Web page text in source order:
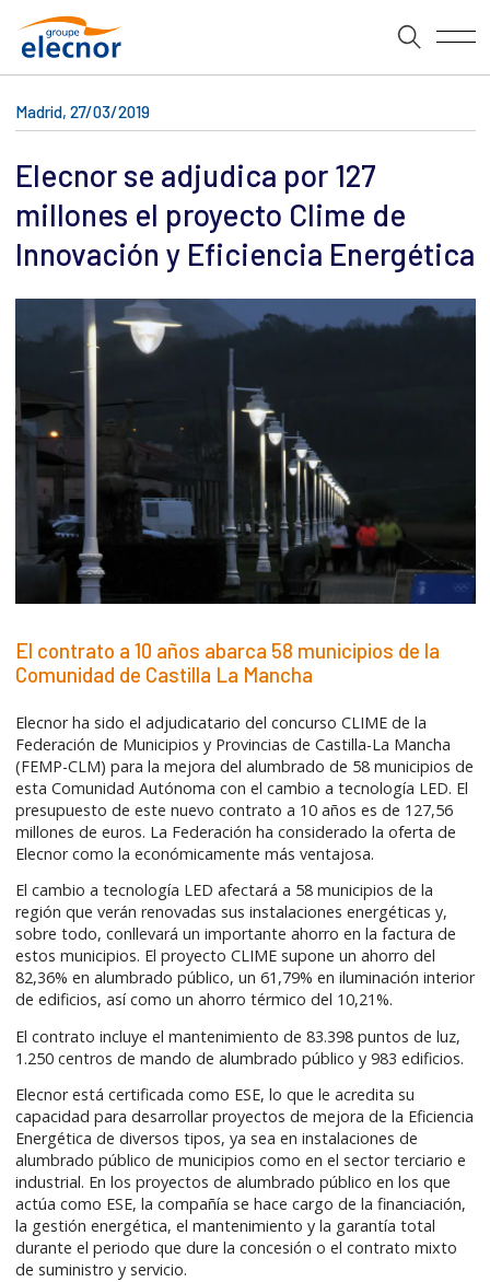
Madrid, 27/03/2019
Elecnor se adjudica por 127
millones el proyecto Clime de
Innovación y Eficiencia Energética
El contrato a 10 años abarca 58 municipios de la
Comunidad de Castilla La Mancha
Elecnor ha sido el adjudicatario del concurso CLIME de la
Federación de Municipios y Provincias de Castilla-La Mancha
(FEMP-CLM) para la mejora del alumbrado de 58 municipios de
esta Comunidad Autónoma con el cambio a tecnología LED. El
presupuesto de este nuevo contrato a 10 años es de 127,56
millones de euros. La Federación ha considerado la oferta de
Elecnor como la económicamente más ventajosa.
El cambio a tecnología LED afectará a 58 municipios de la
región que verán renovadas sus instalaciones energéticas y,
sobre todo, conllevará un importante ahorro en la factura de
estos municipios. El proyecto CLIME supone un ahorro del
82,36% en alumbrado público, un 61,79% en iluminación interior
de edificios, así como un ahorro térmico del 10,21%.
El contrato incluye el mantenimiento de 83.398 puntos de luz,
1.250 centros de mando de alumbrado público y 983 edificios.
Elecnor está certificada como ESE, lo que le acredita su
capacidad para desarrollar proyectos de mejora de la Eficiencia
Energética de diversos tipos, ya sea en instalaciones de
alumbrado público de municipios como en el sector terciario e
industrial. En los proyectos de alumbrado público en los que
actúa como ESE, la compañía se hace cargo de la financiación,
la gestión energética, el mantenimiento y la garantía total
durante el periodo que dure la concesión o el contrato mixto
de suministro y servicio.